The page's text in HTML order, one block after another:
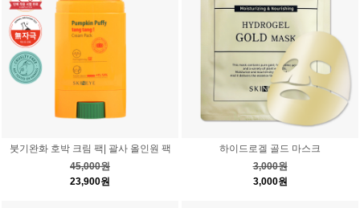
붓기완화 호박 크림 팩| 괄사 올인원 팩
45,000원
23,900원
하이드로겔 골드 마스크
3,000원
3,000원